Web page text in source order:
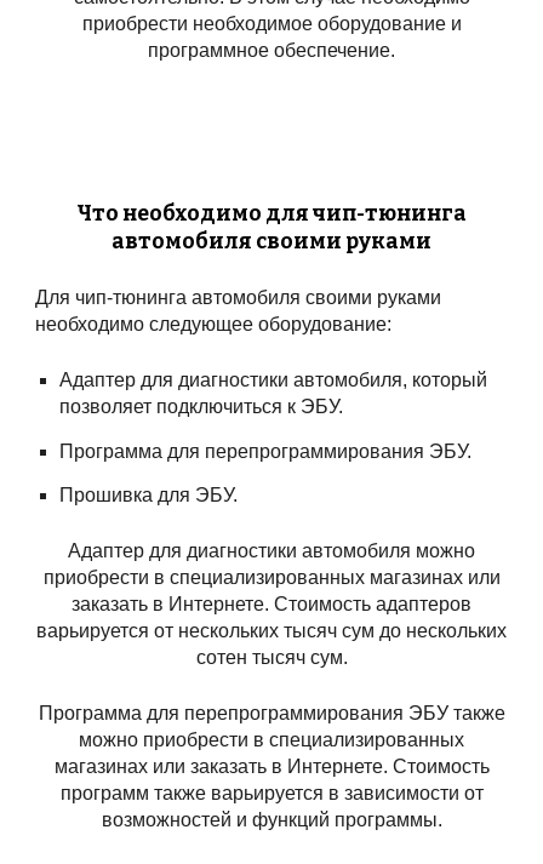
приобрести необходимое оборудование и
программное обеспечение.
Что необходимо для чип-тюнинга
автомобиля своими руками
Для чип-тюнинга автомобиля своими руками
необходимо следующее оборудование:
Адаптер для диагностики автомобиля, который
позволяет подключиться к ЭБУ.
Программа для перепрограммирования ЭБУ.
Прошивка для ЭБУ.
Адаптер для диагностики автомобиля можно
приобрести в специализированных магазинах или
заказать в Интернете. Стоимость адаптеров
варьируется от нескольких тысяч сум до нескольких
сотен тысяч сум.
Программа для перепрограммирования ЭБУ также
можно приобрести в специализированных
магазинах или заказать в Интернете. Стоимость
программ также варьируется в зависимости от
возможностей и функций программы.